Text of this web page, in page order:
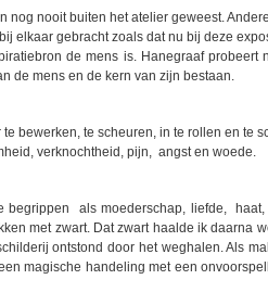
Te koop bij
draagbare
nooit buiten het atelier geweest.
elkaar gebracht zoals dat nu bij deze
de mens is. Hanegraaf probeert
de mens en de kern van zijn bestaan.
bewerken, te scheuren, in te rollen en te
verknochtheid, pijn, angst en woede.
als moederschap, liefde, haat,
met zwart. Dat zwart haalde ik daarna
ontstond door het weghalen. Als
magische handeling met een